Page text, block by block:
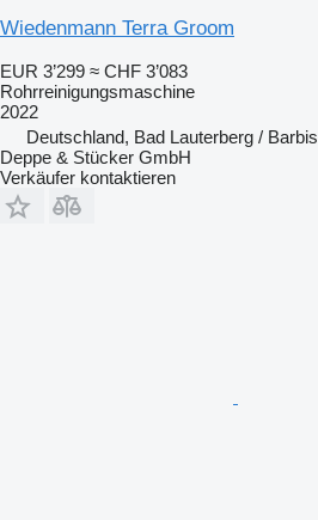
Wiedenmann Terra Groom
EUR 3’299 ≈ CHF 3’083
Rohrreinigungsmaschine
2022
Deutschland, Bad Lauterberg / Barbis
Deppe & Stücker GmbH
Verkäufer kontaktieren